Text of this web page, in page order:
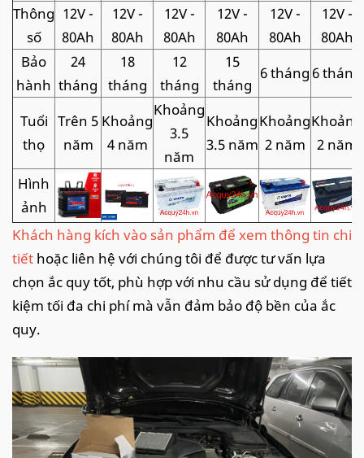
Thông
số
12V -
80Ah
12V -
80Ah
12V -
80Ah
12V -
80Ah
12V -
80Ah
12V -
80Ah
Bảo
hành
24
tháng
18
tháng
12
tháng
15
tháng
6 tháng 6 tháng
Tuổi
thọ
Trên 5
năm
Khoảng
4 năm
Khoảng
3.5
năm
Khoảng
3.5 năm
Khoảng
2 năm
Khoảng
2 năm
Hình
ảnh
Khách hàng kích vào sản phẩm để xem thông tin chi
tiết hoặc liên hệ với chúng tôi để được tư vấn lựa
chọn ắc quy tốt, phù hợp với nhu cầu sử dụng để tiết
kiệm tối đa chi phí mà vẫn đảm bảo độ bền của ắc
quy.